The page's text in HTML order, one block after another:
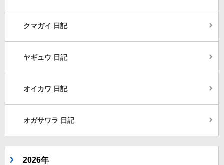
クマガイ 日記
ヤギュウ 日記
オイカワ 日記
オガサワラ 日記
2026年